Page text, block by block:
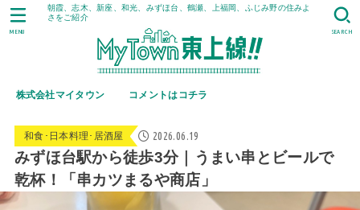
朝霞、志木、新座、和光、みずほ台、鶴瀬、上福岡、ふじみ野の住みよ
さをご紹介
株式会社マイタウン コメントはコチラ
SEARCH
MENU
和食･日本料理･居酒屋 2026.06.19
みずほ台駅から徒歩3分｜うまい串とビールで
乾杯！「串カツまるや商店」